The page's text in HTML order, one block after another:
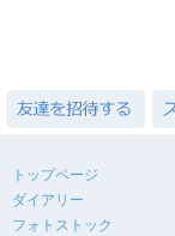
トップページ
ダイアリー
フォトストック